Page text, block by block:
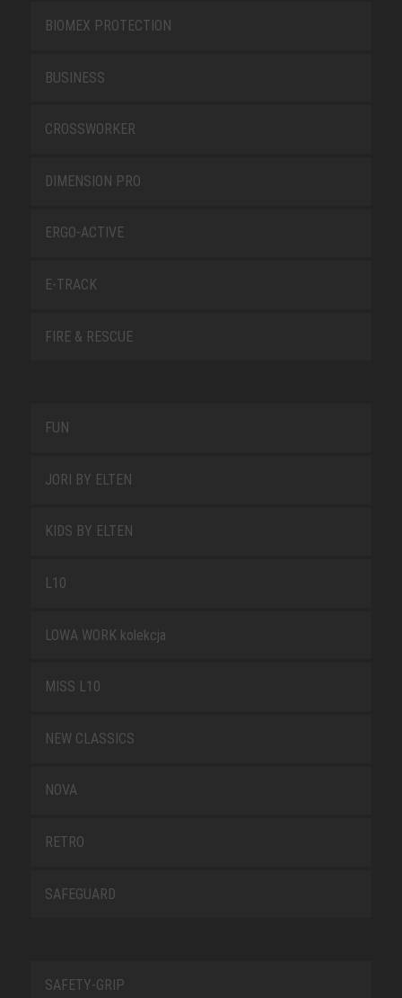
BIOMEX PROTECTION
BUSINESS
CROSSWORKER
DIMENSION PRO
ERGO-ACTIVE
E-TRACK
FIRE & RESCUE
FUN
JORI BY ELTEN
KIDS BY ELTEN
L10
LOWA WORK kolekcja
MISS L10
NEW CLASSICS
NOVA
RETRO
SAFEGUARD
SAFETY-GRIP